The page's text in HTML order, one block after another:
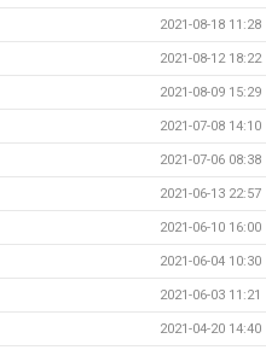
2021-08-18 11:28
2021-08-12 18:22
2021-08-09 15:29
2021-07-08 14:10
2021-07-06 08:38
2021-06-13 22:57
2021-06-10 16:00
2021-06-04 10:30
2021-06-03 11:21
2021-04-20 14:40